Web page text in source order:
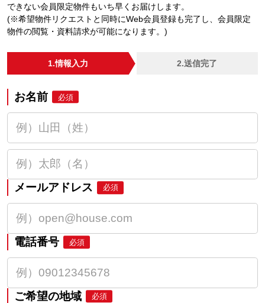
できない会員限定物件もいち早くお届けします。
(※希望物件リクエストと同時にWeb会員登録も完了し、会員限定
物件の閲覧・資料請求が可能になります。)
1.情報入力 2.送信完了
お名前 必須
メールアドレス 必須
電話番号 必須
ご希望の地域 必須